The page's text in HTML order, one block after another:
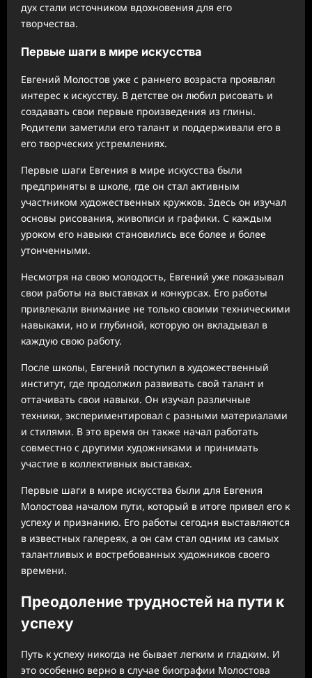
дух стали источником вдохновения для его
творчества.
Первые шаги в мире искусства
Евгений Молостов уже с раннего возраста проявлял
интерес к искусству. В детстве он любил рисовать и
создавать свои первые произведения из глины.
Родители заметили его талант и поддерживали его в
его творческих устремлениях.
Первые шаги Евгения в мире искусства были
предприняты в школе, где он стал активным
участником художественных кружков. Здесь он изучал
основы рисования, живописи и графики. С каждым
уроком его навыки становились все более и более
утонченными.
Несмотря на свою молодость, Евгений уже показывал
свои работы на выставках и конкурсах. Его работы
привлекали внимание не только своими техническими
навыками, но и глубиной, которую он вкладывал в
каждую свою работу.
После школы, Евгений поступил в художественный
институт, где продолжил развивать свой талант и
оттачивать свои навыки. Он изучал различные
техники, экспериментировал с разными материалами
и стилями. В это время он также начал работать
совместно с другими художниками и принимать
участие в коллективных выставках.
Первые шаги в мире искусства были для Евгения
Молостова началом пути, который в итоге привел его к
успеху и признанию. Его работы сегодня выставляются
в известных галереях, а он сам стал одним из самых
талантливых и востребованных художников своего
времени.
Преодоление трудностей на пути к
успеху
Путь к успеху никогда не бывает легким и гладким. И
это особенно верно в случае биографии Молостова